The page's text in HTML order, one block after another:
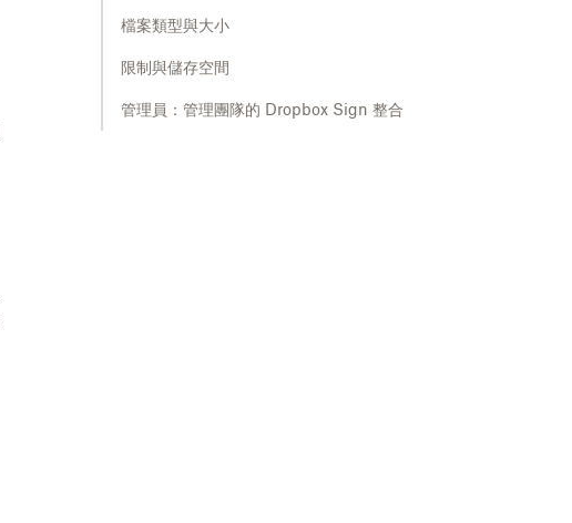
檔案類型與大小
限制與儲存空間
管理員：管理團隊的 Dropbox Sign 整合